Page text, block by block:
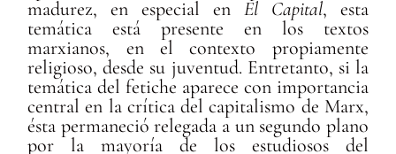
madurez, en especial en El Capital, esta
temática está presente en los textos
marxianos, en el contexto propiamente
religioso, desde su juventud. Entretanto, si la
temática del fetiche aparece con importancia
central en la crítica del capitalismo de Marx,
ésta permaneció relegada a un segundo plano
por la mayoría de los estudiosos del